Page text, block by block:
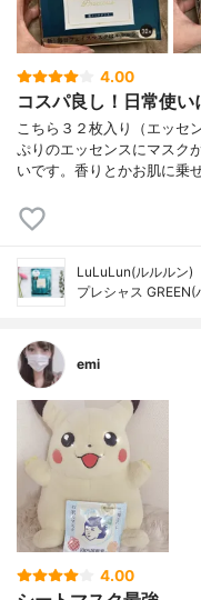
4.00
コスパ良し！日常使い
こちら３２枚入り（エッセ
ぷりのエッセンスにマスク
いです。香りとかお肌に乗
LuLuLun(ルルルン)
プレシャス GREEN(
emi
4.00